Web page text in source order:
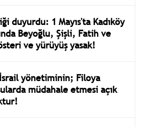
duyurdu: 1 Mayıs'ta Kadıköy
Beyoğlu, Şişli, Fatih ve
ve yürüyüş yasak!
yönetiminin; Filoya
müdahale etmesi açık